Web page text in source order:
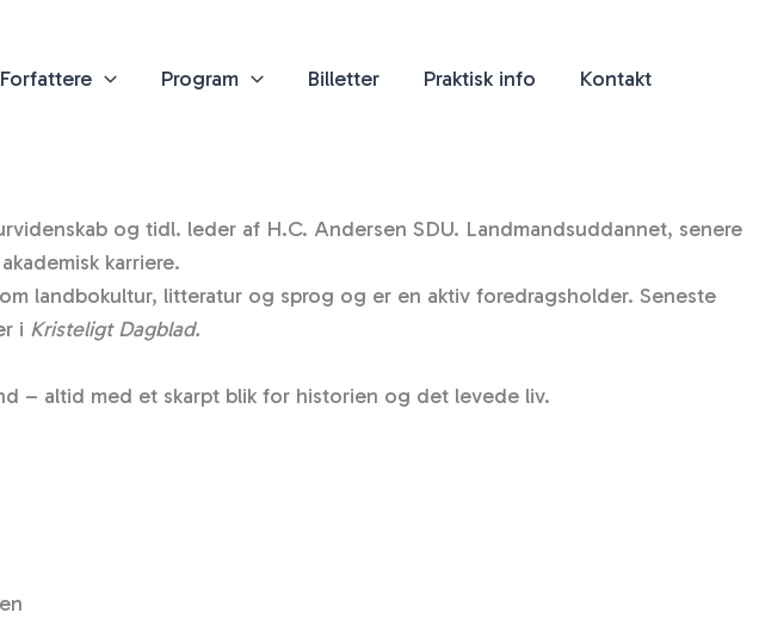
Forfattere Program Billetter Praktisk info Kontakt
og tidl. leder af H.C. Andersen SDU. Landmands­uddannet, senere
karriere.
landbokultur, litteratur og sprog og er en aktiv foredragsholder. Seneste
i Kristeligt Dagblad.
– altid med et skarpt blik for historien og det levede liv.